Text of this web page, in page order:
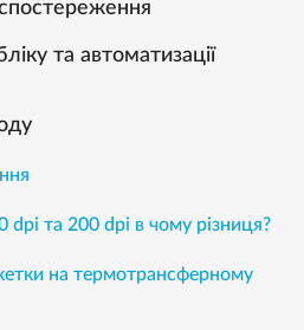
та автоматизації
dpi та 200 dpi в чому різниця?
на термотрансферному